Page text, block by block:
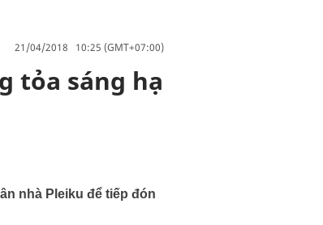
21/04/2018 10:25 (GMT+07:00)
tỏa sáng hạ
nhà Pleiku để tiếp đón